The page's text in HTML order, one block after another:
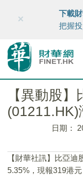
財華智庫網
×
下載
把握
【異動股
(01211.HK)
日期：
【財華社訊】比亞迪
5.35%，現報319港